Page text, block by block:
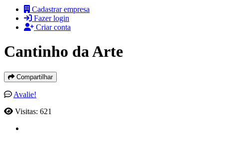
Cadastrar empresa
Fazer login
Criar conta
Cantinho da Arte
Compartilhar
Avalie!
Visitas: 621